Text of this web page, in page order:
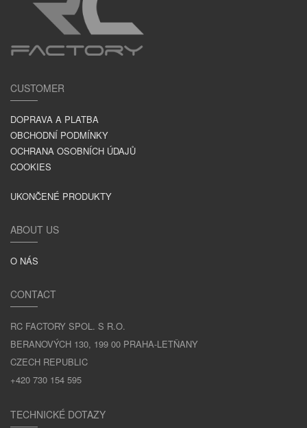
CUSTOMER
DOPRAVA A PLATBA
OBCHODNÍ PODMÍNKY
OCHRANA OSOBNÍCH ÚDAJŮ
COOKIES
UKONČENÉ PRODUKTY
ABOUT US
O NÁS
CONTACT
RC FACTORY SPOL. S R.O.
BERANOVÝCH 130, 199 00 PRAHA-LETŇANY
CZECH REPUBLIC
+420 730 154 595
TECHNICKÉ DOTAZY